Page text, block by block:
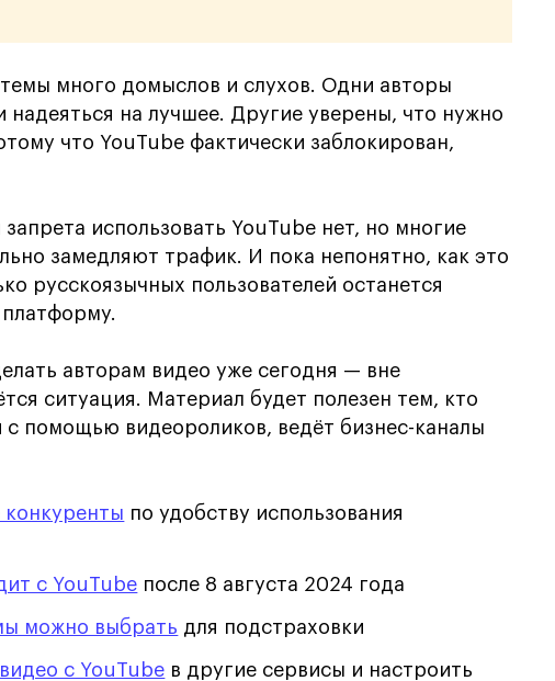
много домыслов и слухов. Одни авторы
на лучшее. Другие уверены, что нужно
что YouTube фактически заблокирован,
использовать YouTube нет, но многие
замедляют трафик. И пока непонятно, как это
русскоязычных пользователей останется
авторам видео уже сегодня — вне
ситуация. Материал будет полезен тем, кто
с помощью видеороликов, ведёт бизнес-каналы
конкуренты по удобству использования
с YouTube после 8 августа 2024 года
можно выбрать для подстраховки
с YouTube в другие сервисы и настроить